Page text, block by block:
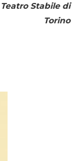
Teatro Stabile di
Torino